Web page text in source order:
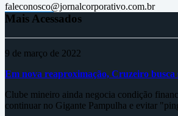
faleconosco@jornalcorporativo.com.br
Mais Acessados
9 de março de 2022
Em nova reaproximação, Cruzeiro
Clube mineiro ainda negocia condição
continuar no Gigante Pampulha e evitar